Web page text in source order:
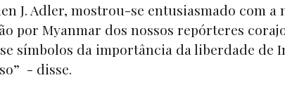
J. Adler, mostrou-se entusiasmado com a
por Myanmar dos nossos repórteres
símbolos da importância da liberdade de
- disse.